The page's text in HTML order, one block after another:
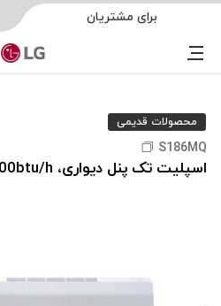
برای مشتریان
محصولات قدیمی
S186MQ
اسپلیت تک پنل دیواری، 18000btu/h، سرمایشی